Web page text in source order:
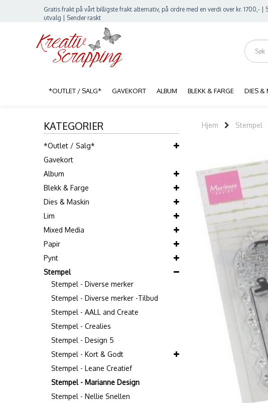
Gratis frakt på vårt billigste frakt alternativ, på ordre med en verdi over kr. 1700,- |
utvalg | Sender raskt
*OUTLET / SALG* GAVEKORT ALBUM BLEKK & FARGE DIES &
KATEGORIER
*Outlet / Salg*
Gavekort
Album
Blekk & Farge
Dies & Maskin
Lim
Mixed Media
Papir
Pynt
Stempel
Stempel - Diverse merker
Stempel - Diverse merker -Tilbud
Stempel - AALL and Create
Stempel - Crealies
Stempel - Design 5
Stempel - Kort & Godt
Stempel - Leane Creatief
Stempel - Marianne Design
Stempel - Nellie Snellen
Hjem Stempel